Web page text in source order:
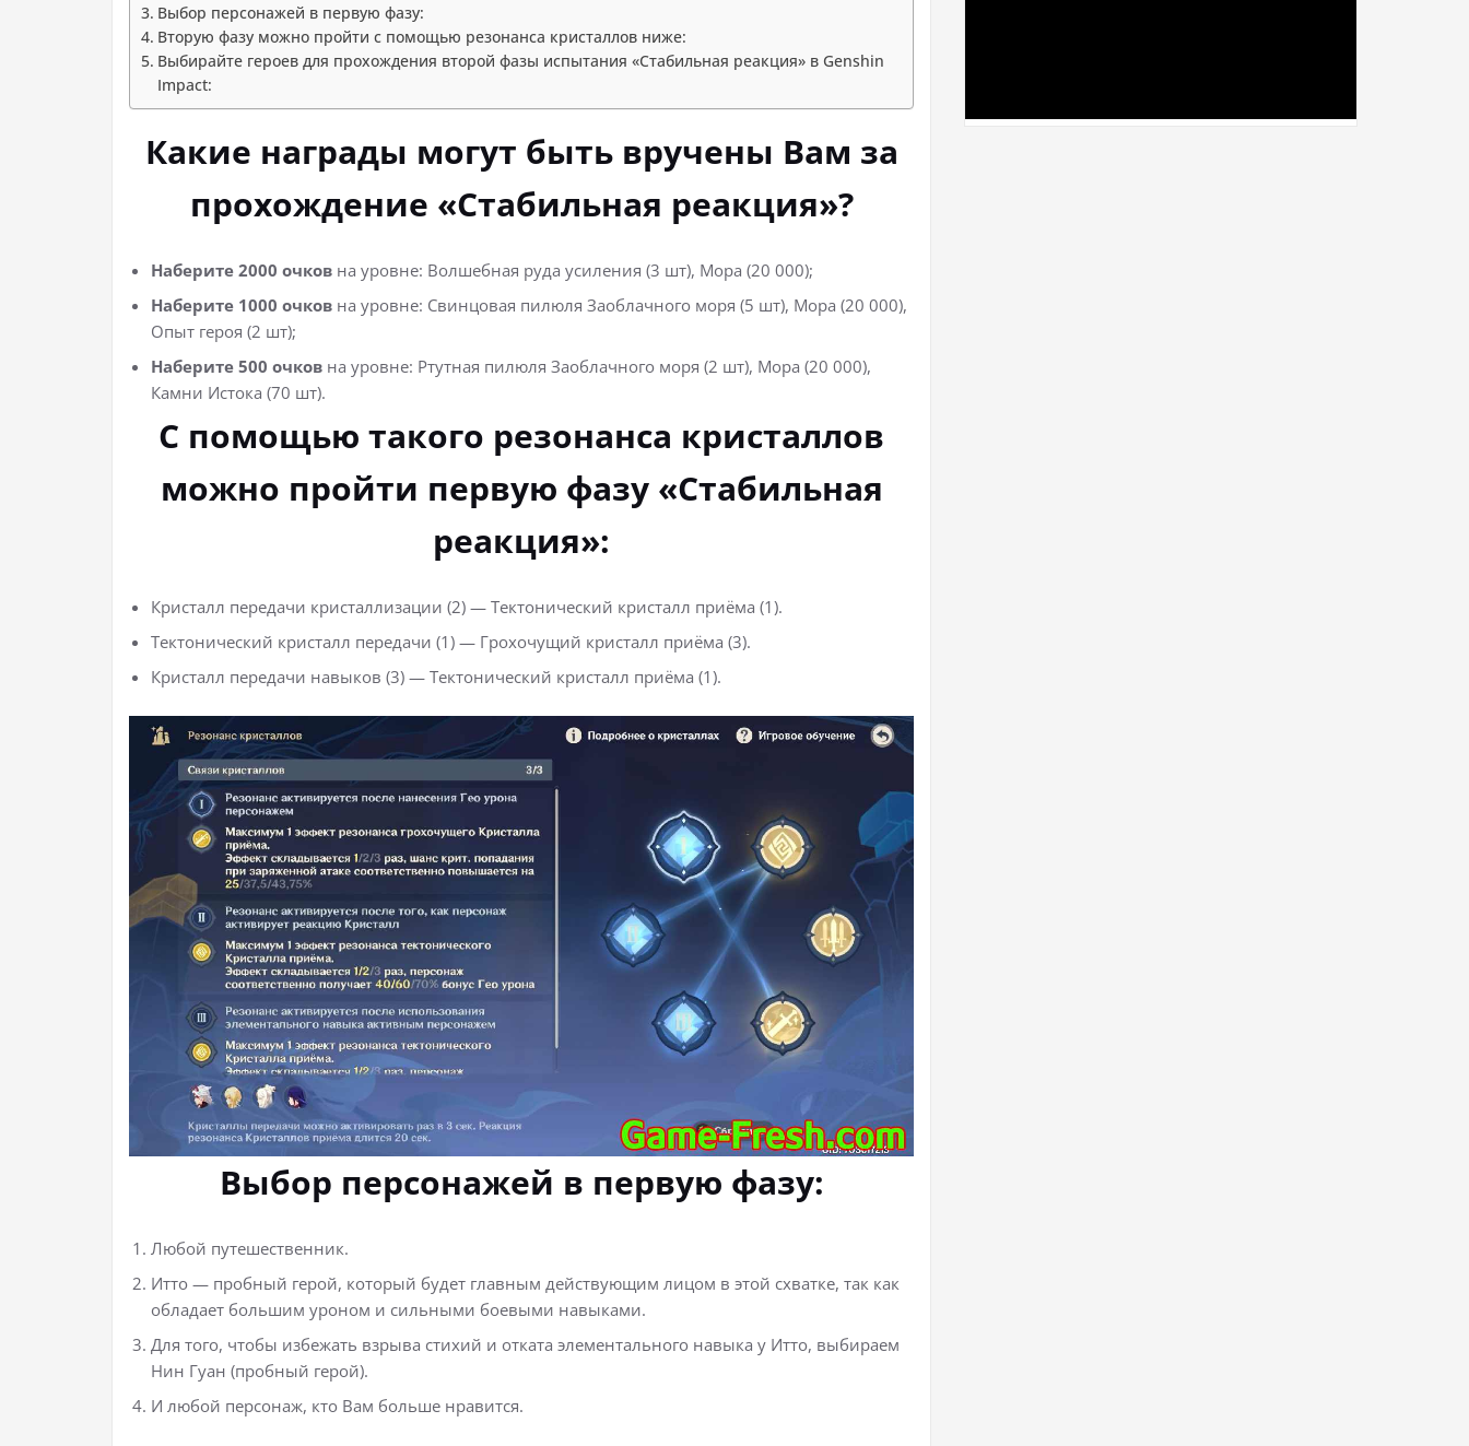
Выбор персонажей в первую фазу:
Вторую фазу можно пройти с помощью резонанса кристаллов ниже:
Выбирайте героев для прохождения второй фазы испытания «Стабильная реакция» в Genshin
Impact:
Какие награды могут быть вручены Вам за
прохождение «Стабильная реакция»?
Наберите 2000 очков на уровне: Волшебная руда усиления (3 шт), Мора (20 000);
Наберите 1000 очков на уровне: Свинцовая пилюля Заоблачного моря (5 шт), Мора (20 000),
Опыт героя (2 шт);
Наберите 500 очков на уровне: Ртутная пилюля Заоблачного моря (2 шт), Мора (20 000),
Камни Истока (70 шт).
С помощью такого резонанса кристаллов
можно пройти первую фазу «Стабильная
реакция»:
Кристалл передачи кристаллизации (2) — Тектонический кристалл приёма (1).
Тектонический кристалл передачи (1) — Грохочущий кристалл приёма (3).
Кристалл передачи навыков (3) — Тектонический кристалл приёма (1).
Выбор персонажей в первую фазу:
Любой путешественник.
Итто — пробный герой, который будет главным действующим лицом в этой схватке, так как
обладает большим уроном и сильными боевыми навыками.
Для того, чтобы избежать взрыва стихий и отката элементального навыка у Итто, выбираем
Нин Гуан (пробный герой).
И любой персонаж, кто Вам больше нравится.